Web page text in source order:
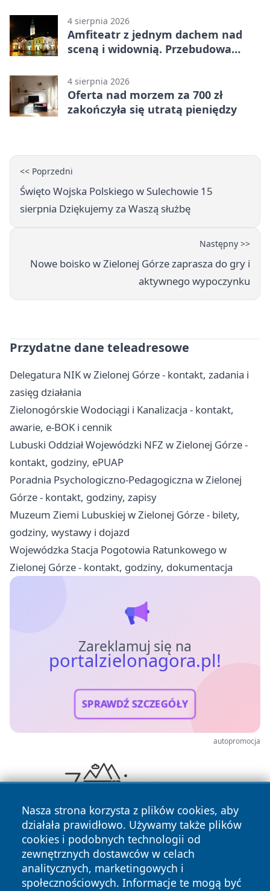
4 sierpnia 2026
Amfiteatr z jednym dachem nad
sceną i widownią. Przebudowa
4 sierpnia 2026
Oferta nad morzem za 700 zł
zakończyła się utratą pieniędzy
<< Poprzedni
Święto Wojska Polskiego w Sulechowie 15
sierpnia Dziękujemy za Waszą służbę
Następny >>
Nowe boisko w Zielonej Górze zaprasza do gry i
aktywnego wypoczynku
Przydatne dane teleadresowe
Delegatura NIK w Zielonej Górze - kontakt, zadania i
zasięg działania
Zielonogórskie Wodociągi i Kanalizacja - kontakt,
awarie, e-BOK i cennik
Lubuski Oddział Wojewódzki NFZ w Zielonej Górze -
kontakt, godziny, ePUAP
Poradnia Psychologiczno-Pedagogiczna w Zielonej
Górze - kontakt, godziny, zapisy
Muzeum Ziemi Lubuskiej w Zielonej Górze - bilety,
godziny, wystawy i dojazd
Wojewódzka Stacja Pogotowia Ratunkowego w
Zielonej Górze - kontakt, godziny, dokumentacja
Zareklamuj się na
portalzielonagora.pl!
SPRAWDŹ SZCZEGÓŁY
autopromocja
Nasza strona korzysta z plików cookies, aby
działała prawidłowo. Używamy także plików
cookies i podobnych technologii od
zewnętrznych dostawców w celach
analitycznych, marketingowych i
społecznościowych. Informacje te mogą być